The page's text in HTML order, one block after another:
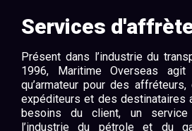
Services
Présent dans l’industrie du
1996, Maritime Overseas
qu’armateur pour des
expéditeurs et des destinataires
besoins du client, un service
l’industrie du pétrole et du